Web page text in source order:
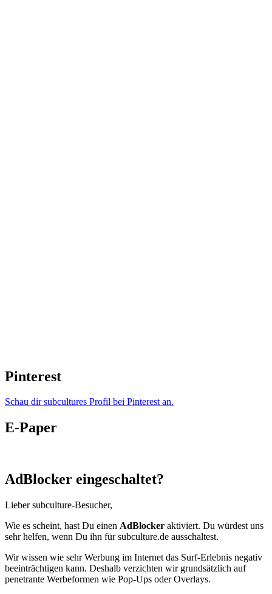
Pinterest
Schau dir subcultures Profil bei Pinterest an.
E-Paper
AdBlocker eingeschaltet?
Lieber subculture-Besucher,
Wie es scheint, hast Du einen AdBlocker aktiviert. Du würdest uns
sehr helfen, wenn Du ihn für subculture.de ausschaltest.
Wir wissen wie sehr Werbung im Internet das Surf-Erlebnis negativ
beeinträchtigen kann. Deshalb verzichten wir grundsätzlich auf
penetrante Werbeformen wie Pop-Ups oder Overlays.